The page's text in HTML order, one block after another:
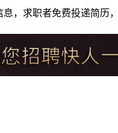
，求职者免费投递简历